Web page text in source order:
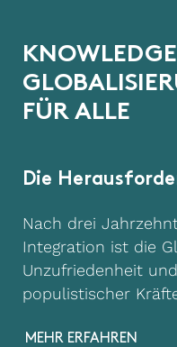
KNOWLEDGE
GLOBALISIER
FÜR ALLE
Die
Nach drei
Integration ist die
Unzufriedenheit
populistischer
MEHR ERFAHREN